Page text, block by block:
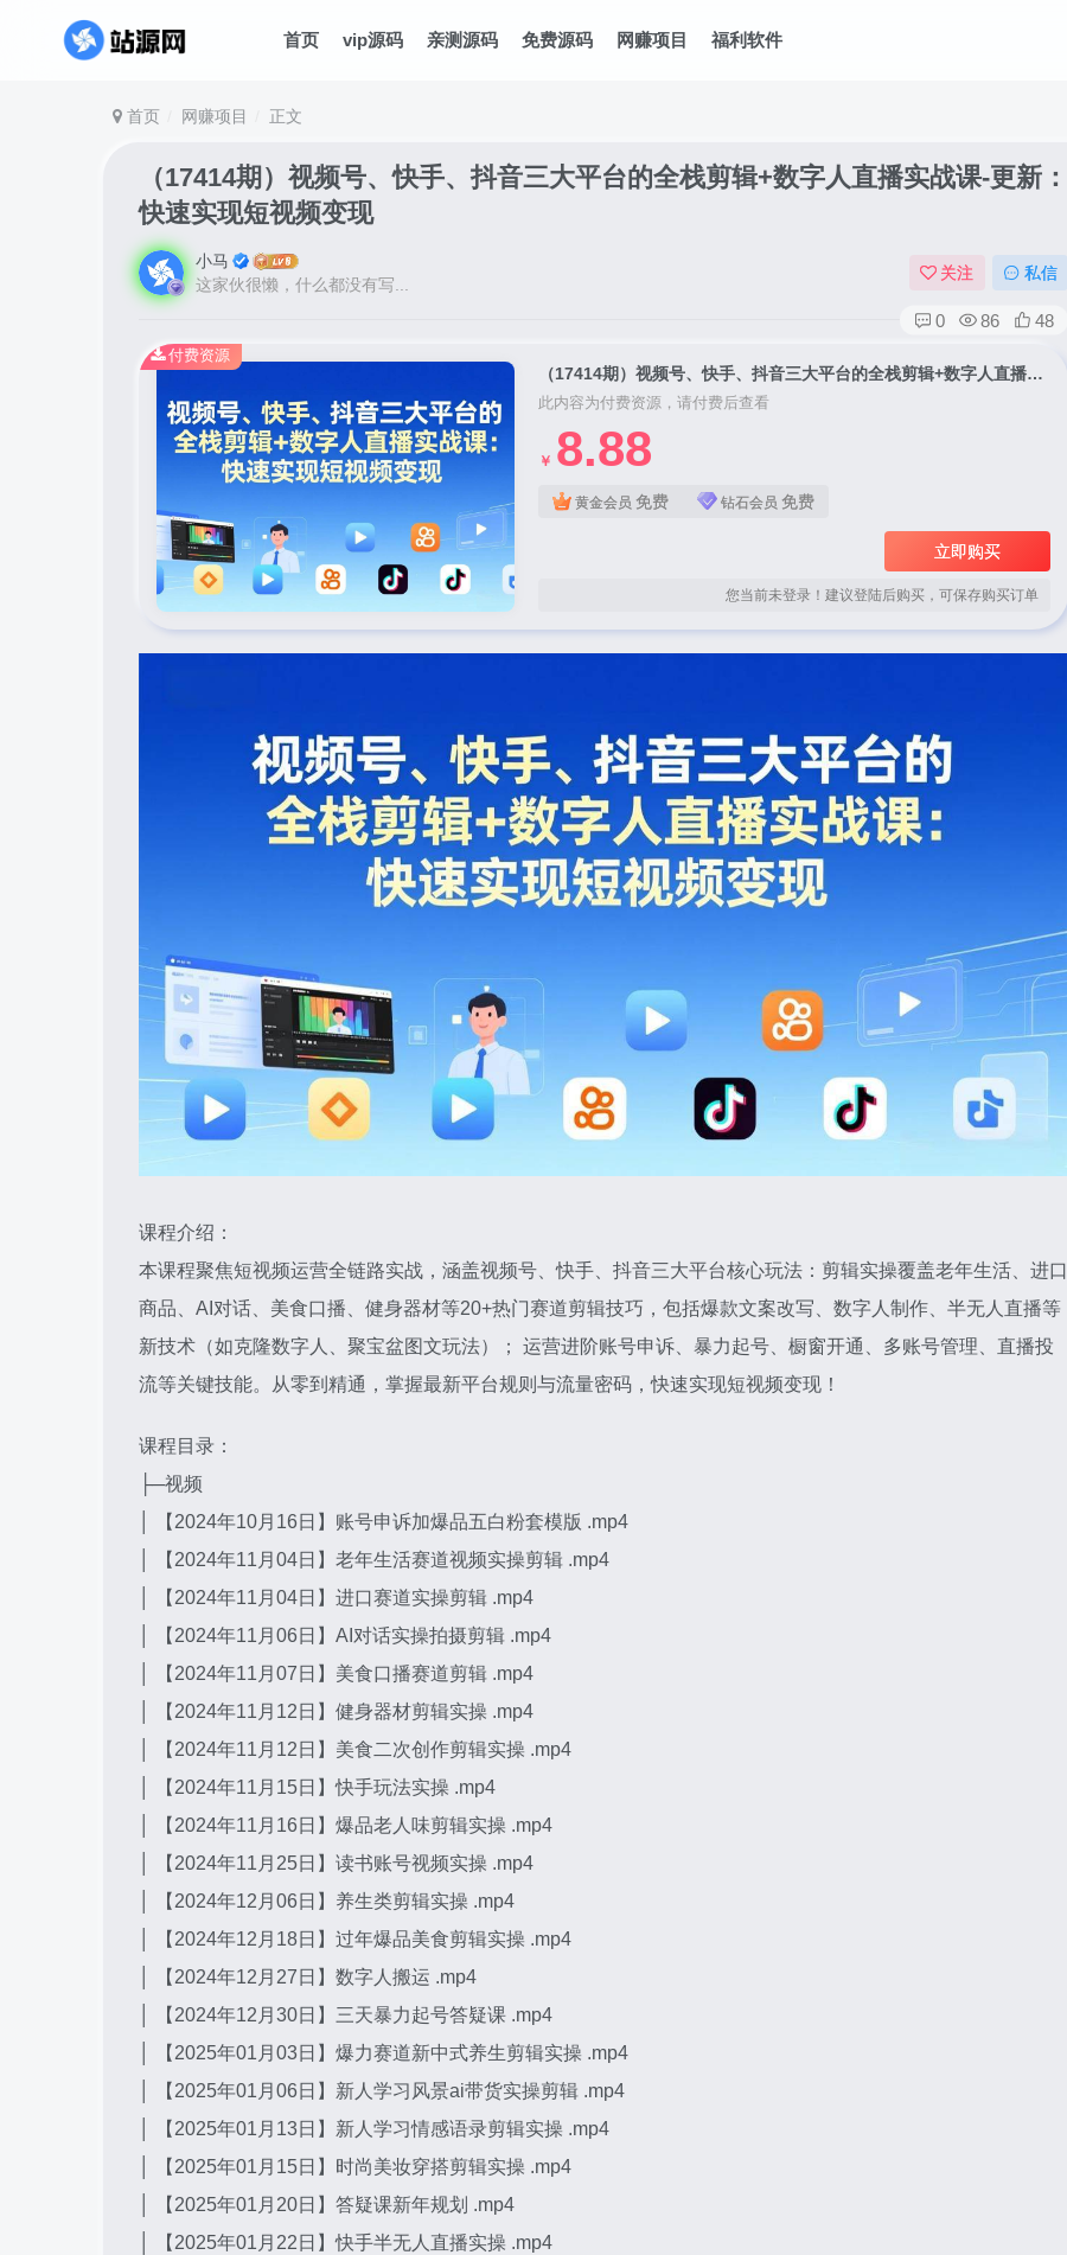
首页 vip源码 亲测源码 免费源码 网赚项目 福利软件
首页 网赚项目 正文
（17414期）视频号、快手、抖音三大平台的全栈剪辑+数字人直播实战课-更新：
快速实现短视频变现
小马
这家伙很懒，什么都没有写...
关注 私信
0 86 48
（17414期）视频号、快手、抖音三大平台的全栈剪辑+数字人直播实战课-更新：快速实现短视频变现
此内容为付费资源，请付费后查看
￥ 8.88
黄金会员 免费 钻石会员 免费
立即购买
您当前未登录！建议登陆后购买，可保存购买订单
付费资源
课程介绍：
本课程聚焦短视频运营全链路实战，涵盖视频号、快手、抖音三大平台核心玩法：剪辑实操覆盖老年生活、进口
商品、AI对话、美食口播、健身器材等20+热门赛道剪辑技巧，包括爆款文案改写、数字人制作、半无人直播等
新技术（如克隆数字人、聚宝盆图文玩法）； 运营进阶账号申诉、暴力起号、橱窗开通、多账号管理、直播投
流等关键技能。从零到精通，掌握最新平台规则与流量密码，快速实现短视频变现！
课程目录：
├─视频
│ 【2024年10月16日】账号申诉加爆品五白粉套模版 .mp4
│ 【2024年11月04日】老年生活赛道视频实操剪辑 .mp4
│ 【2024年11月04日】进口赛道实操剪辑 .mp4
│ 【2024年11月06日】AI对话实操拍摄剪辑 .mp4
│ 【2024年11月07日】美食口播赛道剪辑 .mp4
│ 【2024年11月12日】健身器材剪辑实操 .mp4
│ 【2024年11月12日】美食二次创作剪辑实操 .mp4
│ 【2024年11月15日】快手玩法实操 .mp4
│ 【2024年11月16日】爆品老人味剪辑实操 .mp4
│ 【2024年11月25日】读书账号视频实操 .mp4
│ 【2024年12月06日】养生类剪辑实操 .mp4
│ 【2024年12月18日】过年爆品美食剪辑实操 .mp4
│ 【2024年12月27日】数字人搬运 .mp4
│ 【2024年12月30日】三天暴力起号答疑课 .mp4
│ 【2025年01月03日】爆力赛道新中式养生剪辑实操 .mp4
│ 【2025年01月06日】新人学习风景ai带货实操剪辑 .mp4
│ 【2025年01月13日】新人学习情感语录剪辑实操 .mp4
│ 【2025年01月15日】时尚美妆穿搭剪辑实操 .mp4
│ 【2025年01月20日】答疑课新年规划 .mp4
│ 【2025年01月22日】快手半无人直播实操 .mp4